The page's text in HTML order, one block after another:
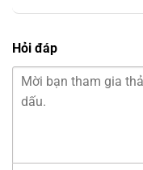
Trong bài kiểm tra
MX450 đạt điểm số
đồ họa này bạn có
đồ họa cao. Khi
luồng không khí,
Hỏi đáp